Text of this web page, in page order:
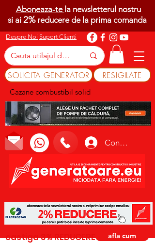
Despre Noi Suport Clienti
SOLICITA GENERATOR RESIGILATE
Cazane combustibil solid
Conectează-te
Aboneaza-te la newsletterul nostru
si ai 2%reducere de la prima comanda
castiga 3% REDUCERE afla cum